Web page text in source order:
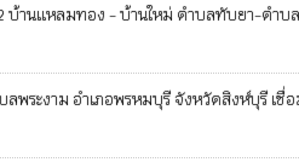
านแหลมทอง - บ้านใหม่ ตำบลทับยา-ตำ
ะงาม อำเภอพรหมบุรี จังหวัดสิงห์บุรี เชื่